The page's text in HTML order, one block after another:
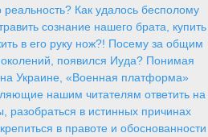
Как удалось бесполому
сознание нашего брата, купить
в его руку нож?! Посему за общим
появился Иуда? Понимая
на Украине, «Военная платформа»
нашим читателям ответить на
разобраться в истинных причинах
в правоте и обоснованности